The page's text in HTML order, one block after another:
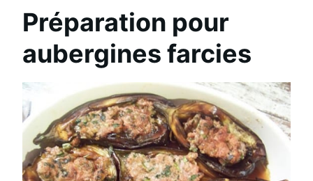
Préparation pour
aubergines farcies